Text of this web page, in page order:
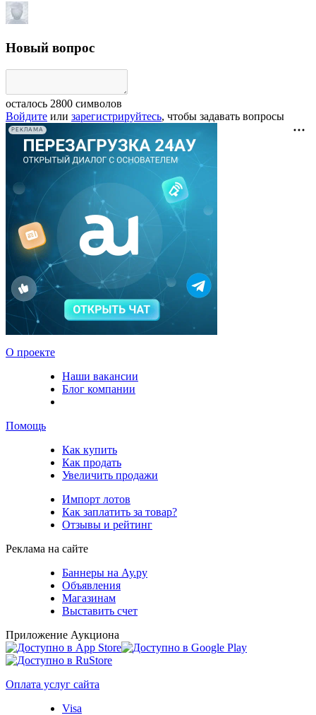
Новый вопрос
осталось 2800 символов
Войдите или зарегистрируйтесь, чтобы задавать вопросы
РЕКЛАМА
О проекте
Наши вакансии
Блог компании
Помощь
Как купить
Как продать
Увеличить продажи
Импорт лотов
Как заплатить за товар?
Отзывы и рейтинг
Реклама на сайте
Баннеры на Ау.ру
Объявления
Магазинам
Выставить счет
Приложение Аукциона
Оплата услуг сайта
Visa